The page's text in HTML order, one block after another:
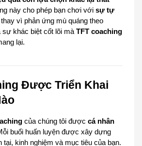
này cho phép bạn chơi với sự tự
thay vì phản ứng mù quáng theo
khác biệt cốt lõi mà TFT coaching
lại.
Được Triển Khai
của chúng tôi được cá nhân
buổi huấn luyện được xây dựng
tại, kinh nghiệm và mục tiêu của bạn.